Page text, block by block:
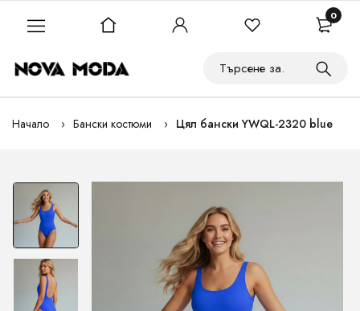
Начало Бански костюми Цял бански YWQL-2320 blue
0